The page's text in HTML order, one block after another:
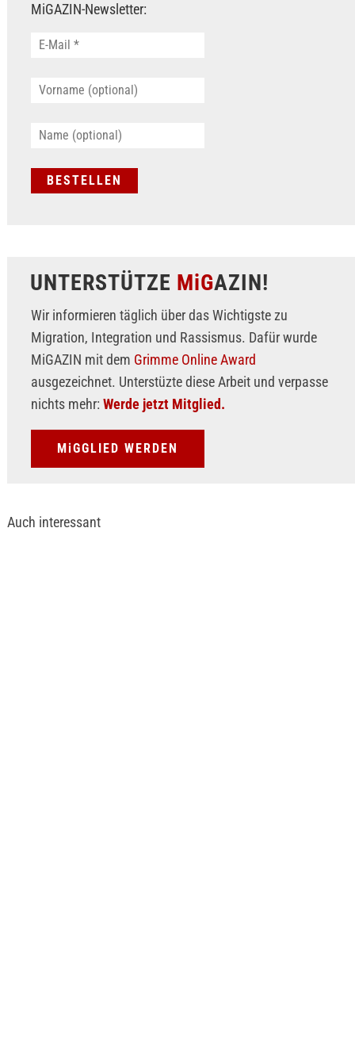
MiGAZIN-Newsletter:
UNTERSTÜTZE MiGAZIN!
Wir informieren täglich über das Wichtigste zu
Migration, Integration und Rassismus. Dafür wurde
MiGAZIN mit dem Grimme Online Award
ausgezeichnet. Unterstüzte diese Arbeit und verpasse
nichts mehr: Werde jetzt Mitglied.
MiGGLIED WERDEN
Auch interessant